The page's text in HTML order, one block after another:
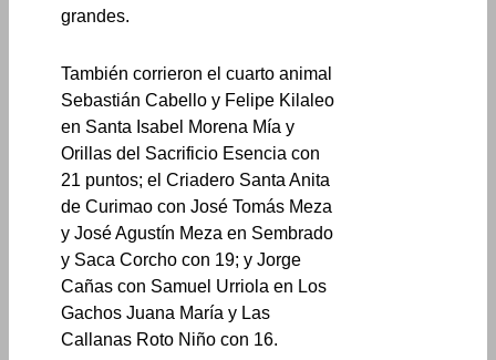
grandes.
También corrieron el cuarto animal
Sebastián Cabello y Felipe Kilaleo
en Santa Isabel Morena Mía y
Orillas del Sacrificio Esencia con
21 puntos; el Criadero Santa Anita
de Curimao con José Tomás Meza
y José Agustín Meza en Sembrado
y Saca Corcho con 19; y Jorge
Cañas con Samuel Urriola en Los
Gachos Juana María y Las
Callanas Roto Niño con 16.